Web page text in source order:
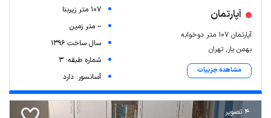
آپارتمان
آپارتمان ۱۰۷ متر دوخوابه
بهمن یار, تهران
مشاهده جزییات
107 متر زیربنا
-- متر زمین
سال ساخت 1396
شماره طبقه: 3
آسانسور: دارد
4 تصویر